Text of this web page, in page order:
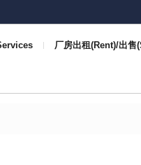
厂房出租(Rent)/出售